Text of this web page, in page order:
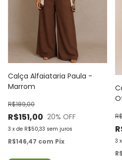
Calça Alfaiataria Paula -
Marrom
R$151,00
R$189,00
20% OFF
3 x de R$50,33 sem juros
R$146,47 com Pix 3 x